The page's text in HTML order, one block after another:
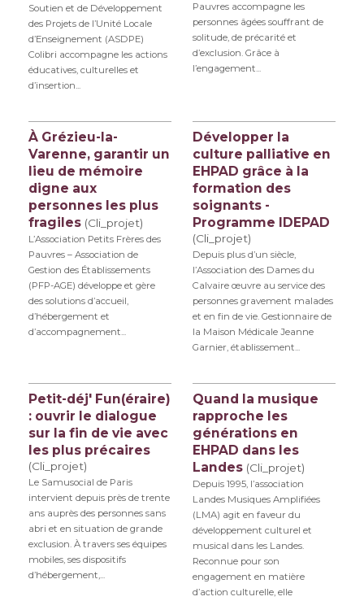
Soutien et de Développement
des Projets de l’Unité Locale
d’Enseignement (ASDPE)
Colibri accompagne les actions
éducatives, culturelles et
d’insertion...
Pauvres accompagne les
personnes âgées souffrant de
solitude, de précarité et
d’exclusion. Grâce à
l’engagement...
À Grézieu-la-
Varenne, garantir un
lieu de mémoire
digne aux
personnes les plus
fragiles (Cli_projet)
L’Association Petits Frères des
Pauvres – Association de
Gestion des Établissements
(PFP-AGE) développe et gère
des solutions d’accueil,
d’hébergement et
d’accompagnement...
Développer la
culture palliative en
EHPAD grâce à la
formation des
soignants -
Programme IDEPAD
(Cli_projet)
Depuis plus d’un siècle,
l’Association des Dames du
Calvaire œuvre au service des
personnes gravement malades
et en fin de vie. Gestionnaire de
la Maison Médicale Jeanne
Garnier, établissement...
Petit-déj' Fun(éraire)
: ouvrir le dialogue
sur la fin de vie avec
les plus précaires
(Cli_projet)
Le Samusocial de Paris
intervient depuis près de trente
ans auprès des personnes sans
abri et en situation de grande
exclusion. À travers ses équipes
mobiles, ses dispositifs
d’hébergement,...
Quand la musique
rapproche les
générations en
EHPAD dans les
Landes (Cli_projet)
Depuis 1995, l’association
Landes Musiques Amplifiées
(LMA) agit en faveur du
développement culturel et
musical dans les Landes.
Reconnue pour son
engagement en matière
d’action culturelle, elle